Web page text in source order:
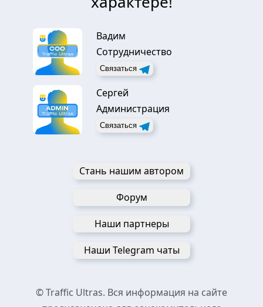
Вадим
Сотрудничество
Связаться
Сергей
Администрация
Связаться
Стань нашим автором
Форум
Наши партнеры
Наши Telegram чаты
© Traffic Ultras. Вся информация на сайте